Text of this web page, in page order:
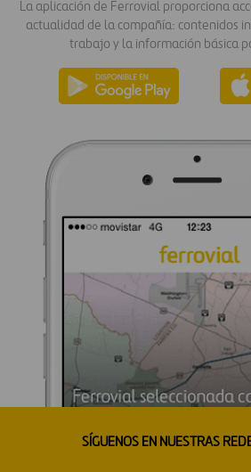
La aplicación de Ferrovial proporciona
actualidad de la compañía: contenidos
trabajo y la información básica
SÍGUENOS EN NUESTRAS